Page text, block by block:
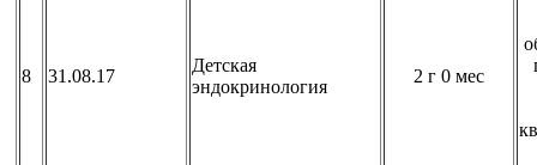
8 31.08.17
Детская
эндокринология
2 г 0 мес